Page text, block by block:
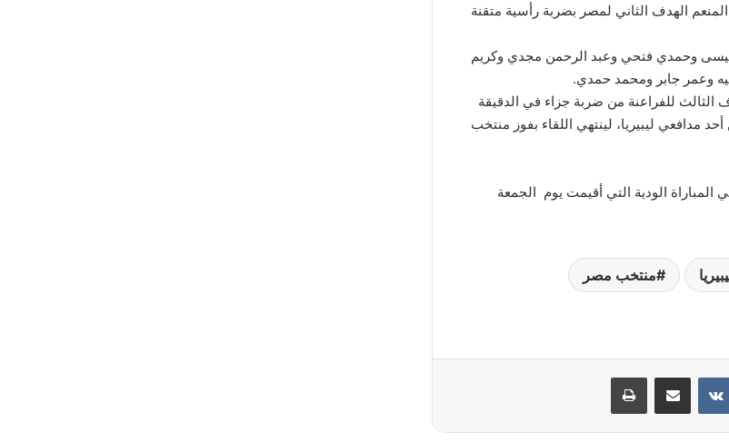
وفي الدقيقة 57 أضاف محمد عبد المنعم الهدف الثاني لمصر بضربة رأسية متقنة
وحمدي فتحي وعبد الرحمن مجدي وكريم
وعمر جابر ومحمد حمدي.
للفراعنة من ضربة جزاء في الدقيقة
مدافعي ليبيريا، لينتهي اللقاء بفوز منتخب
الودية التي أقيمت يوم الجمعة
منتخب مصر